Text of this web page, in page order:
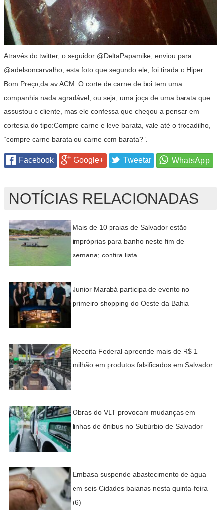
Através do twitter, o seguidor @DeltaPapamike, enviou para
@adelsoncarvalho, esta foto que segundo ele, foi tirada o Hiper
Bom Preço,da av.ACM. O corte de carne de boi tem uma
companhia nada agradável, ou seja, uma joça de uma barata que
assustou o cliente, mas ele confessa que chegou a pensar em
cortesia do tipo:Compre carne e leve barata, vale até o trocadilho,
“compre carne barata ou carne com barata?”.
Facebook Google+ Tweetar
NOTÍCIAS RELACIONADAS
Mais de 10 praias de Salvador estão
impróprias para banho neste fim de
semana; confira lista
Junior Marabá participa de evento no
primeiro shopping do Oeste da Bahia
Receita Federal apreende mais de R$ 1
milhão em produtos falsificados em Salvador
Obras do VLT provocam mudanças em
linhas de ônibus no Subúrbio de Salvador
Embasa suspende abastecimento de água
em seis Cidades baianas nesta quinta-feira
(6)